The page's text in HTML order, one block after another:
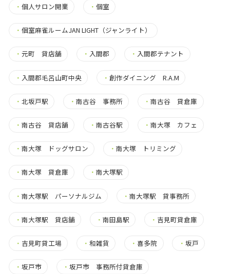
・ 個人サロン開業 ・個室
・ 個室麻雀ルームJAN LIGHT（ジャンライト）
・ 元町 貸店舗 ・ 入間郡 ・ 入間郡テナント
・ 入間郡毛呂山町中央 ・創作ダイニング R.A.M
・ 北坂戸駅 ・南古谷 事務所 ・南古谷 貸倉庫
・ 南古谷 貸店舗 ・南古谷駅 ・南大塚 カフェ
・ 南大塚 ドッグサロン ・南大塚 トリミング
・ 南大塚 貸倉庫 ・南大塚駅
・ 南大塚駅 パーソナルジム ・南大塚駅 貸事務所
・ 南大塚駅 貸店舗 ・南田島駅 ・ 吉見町貸倉庫
・ 吉見町貸工場 ・和雑貨 ・喜多院 ・ 坂戸
・ 坂戸市 ・坂戸市 事務所付貸倉庫